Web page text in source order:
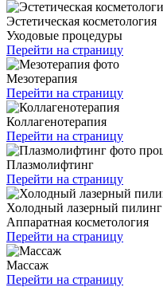
Эстетическая косметология
Уходовые процедуры
Перейти на страницу
Мезотерапия
Перейти на страницу
Коллагенотерапия
Перейти на страницу
Плазмолифтинг
Перейти на страницу
Холодный лазерный пилинг
Аппаратная косметология
Перейти на страницу
Массаж
Перейти на страницу